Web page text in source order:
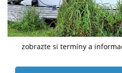
zobrazte si termíny a